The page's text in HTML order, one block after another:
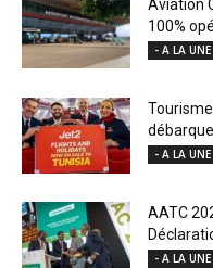
Aviation
100%
- A LA UNE
- A LA UNE
AATC
- A LA UNE